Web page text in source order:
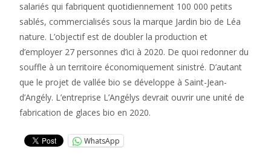
salariés qui fabriquent quotidiennement 100 000 petits
sablés, commercialisés sous la marque Jardin bio de Léa
nature. L’objectif est de doubler la production et
d’employer 27 personnes d’ici à 2020. De quoi redonner du
souffle à un territoire économiquement sinistré. D’autant
que le projet de vallée bio se développe à Saint-Jean-
d’Angély. L’entreprise L’Angélys devrait ouvrir une unité de
fabrication de glaces bio en 2020.
WhatsApp